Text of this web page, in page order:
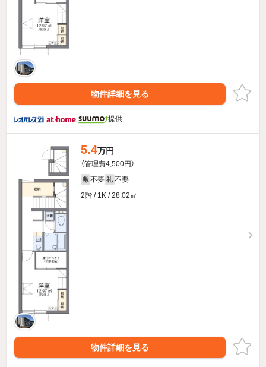
物件詳細を見る
提供
5.4万円
（管理費4,500円）
敷 不要 礼 不要
2階 / 1K / 28.02㎡
物件詳細を見る